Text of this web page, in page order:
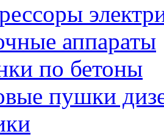
аппараты
по бетоны
пушки